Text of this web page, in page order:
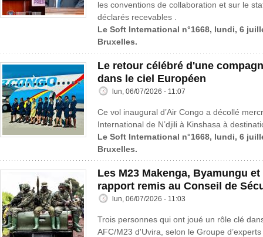
les conventions de collaboration et sur le
déclarés recevables .
Le Soft International n°1668, lundi, 6
Bruxelles.
Le retour célébré d'une
dans le ciel Européen
lun, 06/07/2026 - 11:07
Ce vol inaugural d’Air Congo a décollé
International de N’djili à Kinshasa à
Le Soft International n°1668, lundi, 6
Bruxelles.
Les M23 Makenga, Byamungu
rapport remis au Conseil de
lun, 06/07/2026 - 11:03
Trois personnes qui ont joué un rôle clé
AFC/M23 d'Uvira, selon le Groupe